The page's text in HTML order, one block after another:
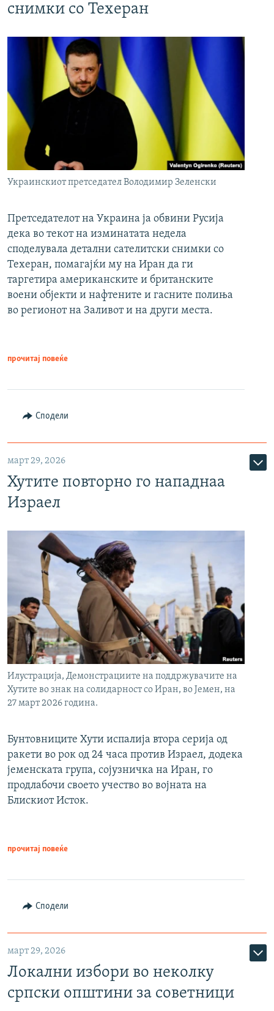
снимки со Техеран
Украинскиот претседател Володимир Зеленски
Претседателот на Украина ја обвини Русија
дека во текот на изминатата недела
споделувала детални сателитски снимки со
Техеран, помагајќи му на Иран да ги
таргетира американските и британските
воени објекти и нафтените и гасните полиња
во регионот на Заливот и на други места.
прочитај повеќе
Сподели
март 29, 2026
Хутите повторно го нападнаа
Израел
Илустрација, Демонстрациите на поддржувачите на
Хутите во знак на солидарност со Иран, во Јемен, на
27 март 2026 година.
Бунтовниците Хути испалија втора серија од
ракети во рок од 24 часа против Израел, додека
јеменската група, сојузничка на Иран, го
продлабочи своето учество во војната на
Блискиот Исток.
прочитај повеќе
Сподели
март 29, 2026
Локални избори во неколку
српски општини за советници